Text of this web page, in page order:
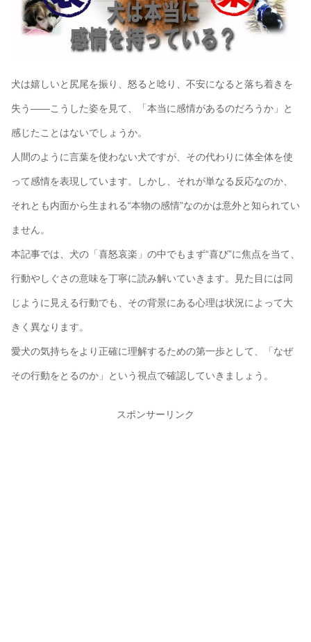
犬は嬉しいと尻尾を振り、怒ると唸り、不安になると落ち着きを
失う――こうした姿を見て、「本当に感情があるのだろうか」と
感じたことはないでしょうか。
人間のように言葉を使わない犬ですが、その代わりに体全体を使
って感情を表現しています。しかし、それが単なる反応なのか、
それとも内面から生まれる“本物の感情”なのかは意外と知られてい
ません。
本記事では、犬の「喜怒哀楽」の中でもまず“喜び”に焦点を当て、
行動やしぐさの意味を丁寧に読み解いていきます。見た目には同
じように見える行動でも、その背景にある心理は状況によって大
きく異なります。
愛犬の気持ちをより正確に理解するための第一歩として、「なぜ
その行動をとるのか」という視点で確認していきましょう。
スポンサーリンク